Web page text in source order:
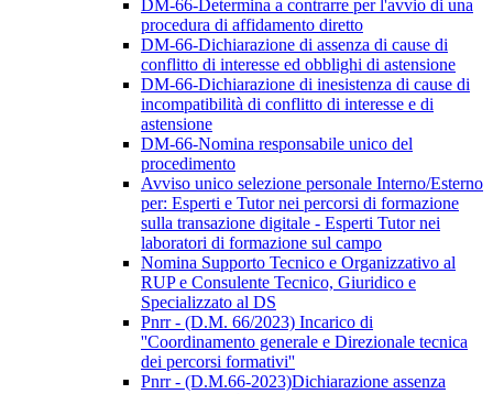
DM-66-Determina a contrarre per l'avvio di una
procedura di affidamento diretto
DM-66-Dichiarazione di assenza di cause di
conflitto di interesse ed obblighi di astensione
DM-66-Dichiarazione di inesistenza di cause di
incompatibilità di conflitto di interesse e di
astensione
DM-66-Nomina responsabile unico del
procedimento
Avviso unico selezione personale Interno/Esterno
per: Esperti e Tutor nei percorsi di formazione
sulla transazione digitale - Esperti Tutor nei
laboratori di formazione sul campo
Nomina Supporto Tecnico e Organizzativo al
RUP e Consulente Tecnico, Giuridico e
Specializzato al DS
Pnrr - (D.M. 66/2023) Incarico di
''Coordinamento generale e Direzionale tecnica
dei percorsi formativi''
Pnrr - (D.M.66-2023)Dichiarazione assenza